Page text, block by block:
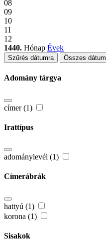
08
09
10
11
12
1440. Hónap Évek
Szűrés dátumra Összes dátum
Adomány tárgya
címer (1)
Irattípus
adománylevél (1)
Címerábrák
hattyú (1)
korona (1)
Sisakok